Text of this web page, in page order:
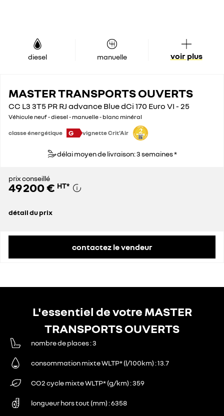
diesel manuelle voir plus
MASTER TRANSPORTS OUVERTS
CC L3 3T5 PR RJ advance Blue dCi 170 Euro VI - 25
Véhicule neuf - diesel - manuelle - blanc minéral
classe énergétique G vignette Crit'Air
délai moyen de livraison: 3 semaines *
prix conseillé
49 200 € HT*
détail du prix
contactez le vendeur
L'essentiel de votre MASTER
TRANSPORTS OUVERTS
nombre de places 3
consommation mixte WLTP* (l/100km) 13.7
CO2 cycle mixte WLTP* (g/km) 359
longueur hors tout (mm) 6358